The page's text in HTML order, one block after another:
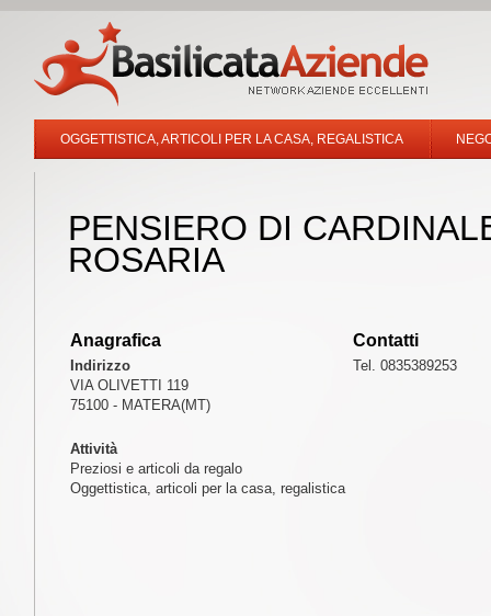
OGGETTISTICA, ARTICOLI PER LA CASA, REGALISTICA
PENSIERO DI
ROSARIA
Anagrafica
Indirizzo
VIA OLIVETTI 119
75100 - MATERA(MT)
Contatti
Tel. 0835389253
Attività
Preziosi e articoli da regalo
Oggettistica, articoli per la casa, regalistica